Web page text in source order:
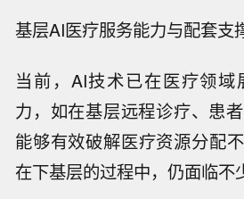
基层AI医疗服务能力与配套支
当前，AI技术已在医疗领
力，如在基层远程诊疗、患
能够有效破解医疗资源分配
在下基层的过程中，仍面临不